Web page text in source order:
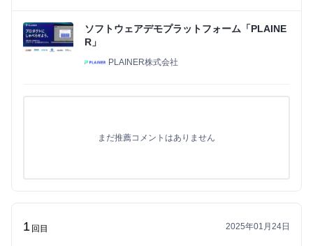
ソフトウェアデモプラットフォーム「PLAINE
R」
PLAINER株式会社
まだ推薦コメントはありません
1 回目 2025年01月24日